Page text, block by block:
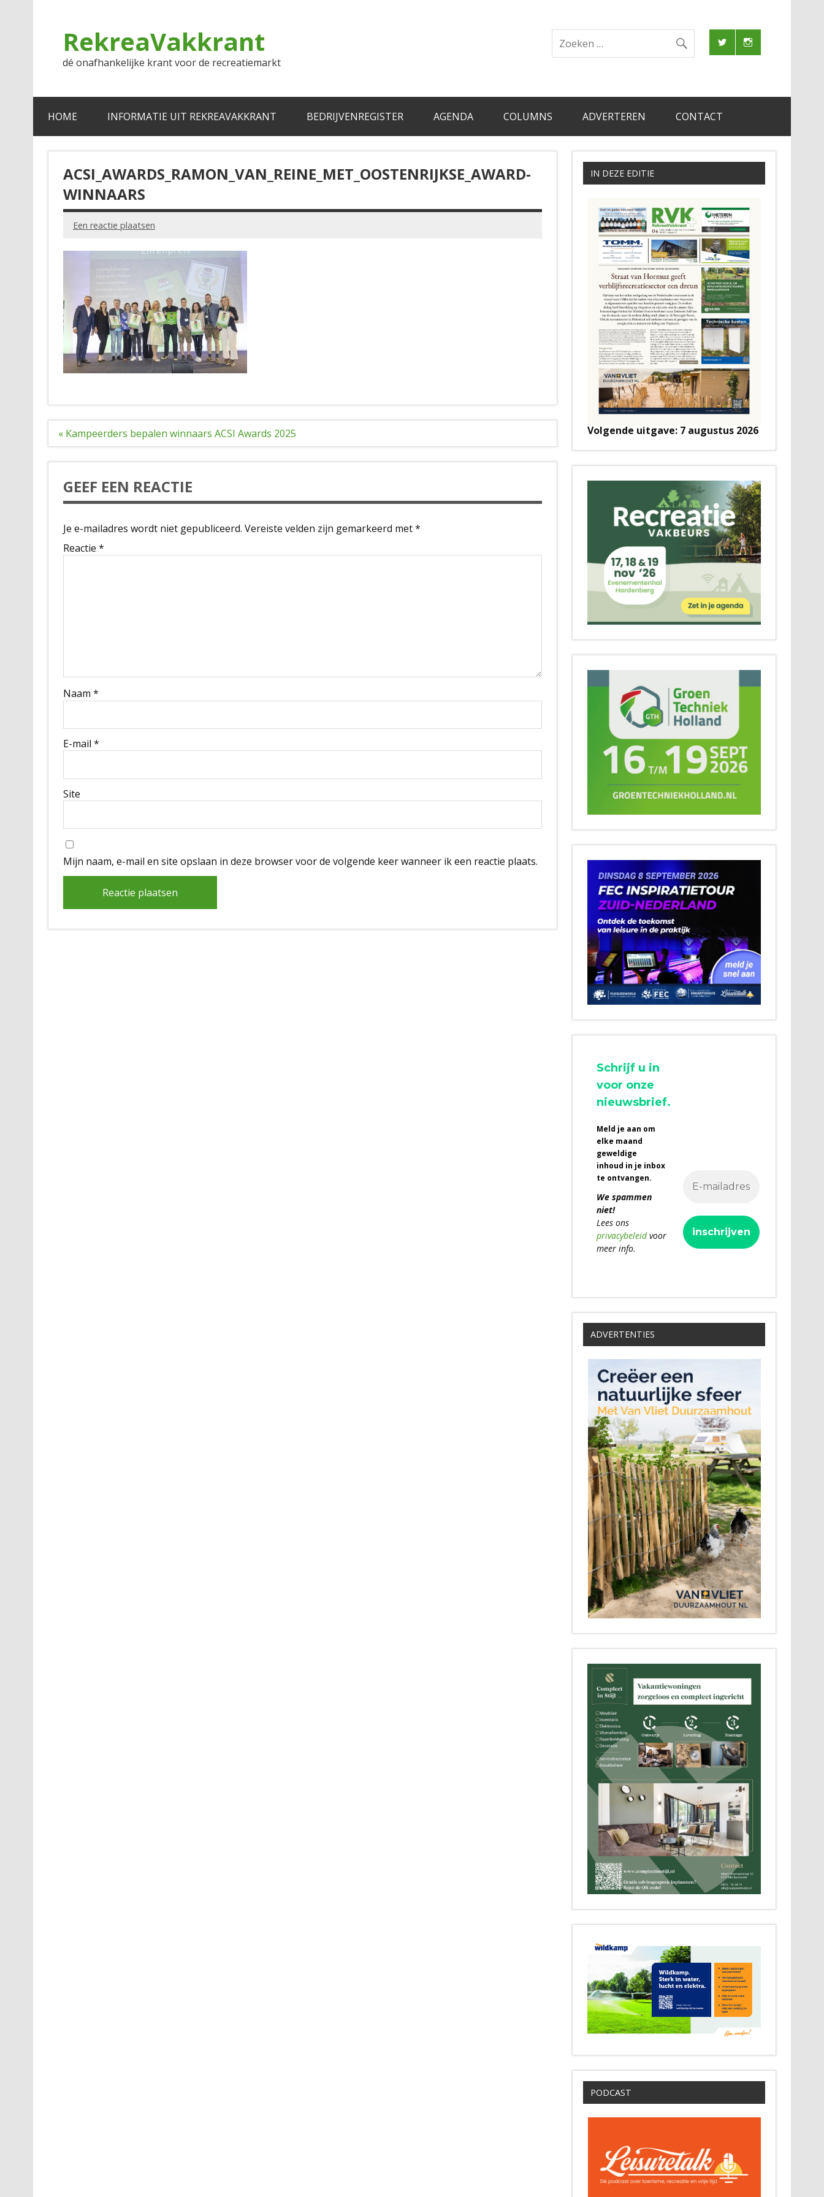
RekreaVakkrant
dé onafhankelijke krant voor de recreatiemarkt
HOME INFORMATIE UIT REKREAVAKKRANT BEDRIJVENREGISTER AGENDA COLUMNS ADVERTEREN CONTACT
ACSI_AWARDS_RAMON_VAN_REINE_MET_OOSTENRIJKSE_AWARD-
WINNAARS
Een reactie plaatsen
Bericht
navigatie
« Kampeerders bepalen winnaars ACSI Awards 2025
GEEF EEN REACTIE
Je e-mailadres wordt niet gepubliceerd. Vereiste velden zijn gemarkeerd met*
Reactie *
Naam *
E-mail *
Site
Mijn naam, e-mail en site opslaan in deze browser voor de volgende keer wanneer ik een reactie plaats.
Alternative:
IN DEZE EDITIE
Volgende uitgave: 7 augustus 2026
Schrijf u in
voor onze
nieuwsbrief.
Meld je aan om
elke maand
geweldige
inhoud in je inbox
te ontvangen.
We spammen
niet!
Lees ons
privacybeleidvoor
meer info.
ADVERTENTIES
PODCAST